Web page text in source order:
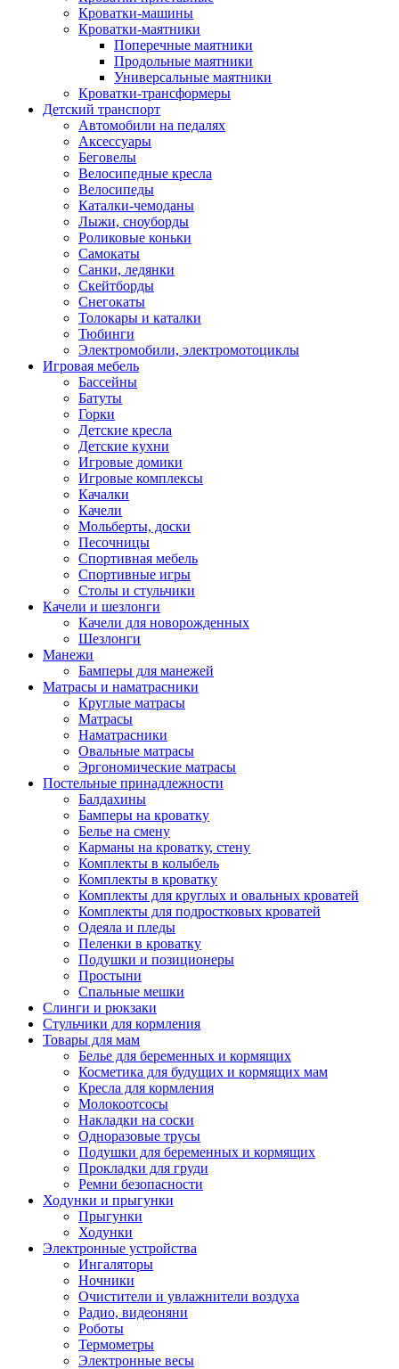
Кроватки-машины
Кроватки-маятники
Поперечные маятники
Продольные маятники
Универсальные маятники
Кроватки-трансформеры
Детский транспорт
Автомобили на педалях
Аксессуары
Беговелы
Велосипедные кресла
Велосипеды
Каталки-чемоданы
Лыжи, сноуборды
Роликовые коньки
Самокаты
Санки, ледянки
Скейтборды
Снегокаты
Толокары и каталки
Тюбинги
Электромобили, электромотоциклы
Игровая мебель
Бассейны
Батуты
Горки
Детские кресла
Детские кухни
Игровые домики
Игровые комплексы
Качалки
Качели
Мольберты, доски
Песочницы
Спортивная мебель
Спортивные игры
Столы и стульчики
Качели и шезлонги
Качели для новорожденных
Шезлонги
Манежи
Бамперы для манежей
Матрасы и наматрасники
Круглые матрасы
Матрасы
Наматрасники
Овальные матрасы
Эргономические матрасы
Постельные принадлежности
Балдахины
Бамперы на кроватку
Белье на смену
Карманы на кроватку, стену
Комплекты в колыбель
Комплекты в кроватку
Комплекты для круглых и овальных кроватей
Комплекты для подростковых кроватей
Одеяла и пледы
Пеленки в кроватку
Подушки и позиционеры
Простыни
Спальные мешки
Слинги и рюкзаки
Стульчики для кормления
Товары для мам
Белье для беременных и кормящих
Косметика для будущих и кормящих мам
Кресла для кормления
Молокоотсосы
Накладки на соски
Одноразовые трусы
Подушки для беременных и кормящих
Прокладки для груди
Ремни безопасности
Ходунки и прыгунки
Прыгунки
Ходунки
Электронные устройства
Ингаляторы
Ночники
Очистители и увлажнители воздуха
Радио, видеоняни
Роботы
Термометры
Электронные весы